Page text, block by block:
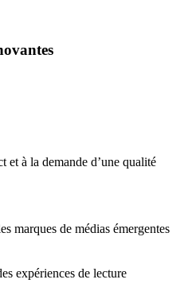
et à la demande d’une qualité
marques de médias émergentes
expériences de lecture